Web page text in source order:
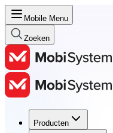
Mobile Menu
Zoeken
Producten
Producten